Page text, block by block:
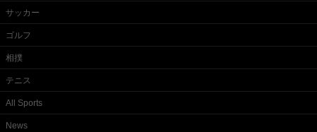
サッカー
ゴルフ
相撲
テニス
All Sports
News